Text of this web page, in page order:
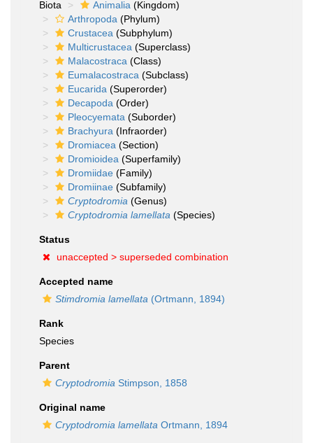
Biota
Animalia (Kingdom)
Arthropoda (Phylum)
Crustacea (Subphylum)
Multicrustacea (Superclass)
Malacostraca (Class)
Eumalacostraca (Subclass)
Eucarida (Superorder)
Decapoda (Order)
Pleocyemata (Suborder)
Brachyura (Infraorder)
Dromiacea (Section)
Dromioidea (Superfamily)
Dromiidae (Family)
Dromiinae (Subfamily)
Cryptodromia (Genus)
Cryptodromia lamellata (Species)
Status
unaccepted > superseded combination
Accepted name
Stimdromia lamellata (Ortmann, 1894)
Rank
Species
Parent
Cryptodromia Stimpson, 1858
Original name
Cryptodromia lamellata Ortmann, 1894